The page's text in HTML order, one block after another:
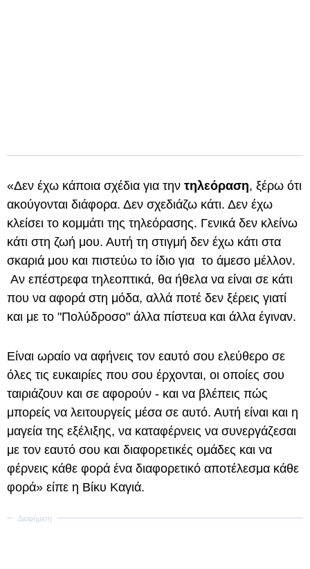
«Δεν έχω κάποια σχέδια για την τηλεόραση, ξέρω ότι
ακούγονται διάφορα. Δεν σχεδιάζω κάτι. Δεν έχω
κλείσει το κομμάτι της τηλεόρασης. Γενικά δεν κλείνω
κάτι στη ζωή μου. Αυτή τη στιγμή δεν έχω κάτι στα
σκαριά μου και πιστεύω το ίδιο για το άμεσο μέλλον.
Αν επέστρεφα τηλεοπτικά, θα ήθελα να είναι σε κάτι
που να αφορά στη μόδα, αλλά ποτέ δεν ξέρεις γιατί
και με το "Πολύδροσο" άλλα πίστευα και άλλα έγιναν.
Είναι ωραίο να αφήνεις τον εαυτό σου ελεύθερο σε
όλες τις ευκαιρίες που σου έρχονται, οι οποίες σου
ταιριάζουν και σε αφορούν - και να βλέπεις πώς
μπορείς να λειτουργείς μέσα σε αυτό. Αυτή είναι και η
μαγεία της εξέλιξης, να καταφέρνεις να συνεργάζεσαι
με τον εαυτό σου και διαφορετικές ομάδες και να
φέρνεις κάθε φορά ένα διαφορετικό αποτέλεσμα κάθε
φορά» είπε η Βίκυ Καγιά.